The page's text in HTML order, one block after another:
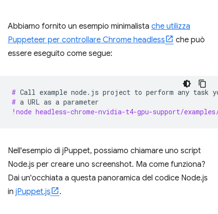
Abbiamo fornito un esempio minimalista che utilizza
Puppeteer per controllare Chrome headless
che può
essere eseguito come segue:
# Call example node.js project to perform any task
# a URL as a
!node headless-chrome-nvidia-t4-gpu-support/
Nell'esempio di jPuppet, possiamo chiamare uno script
Node.js per creare uno screenshot. Ma come funziona?
Dai un'occhiata a questa panoramica del codice Node.js
in jPuppet.js .